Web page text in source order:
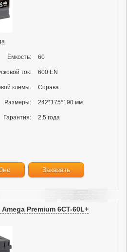
Ёмкость: 60
ток: 600 EN
клемы: Справа
Размеры: 242*175*190 мм.
Гарантия: 2,5 года
Заказать
Premium 6CT-60L+